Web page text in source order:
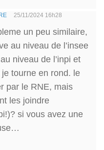
25/11/2024 16h28
un peu similaire,
au niveau de l’insee
niveau de l’inpi et
tourne en rond. le
par le RNE, mais
les joindre
si vous avez une